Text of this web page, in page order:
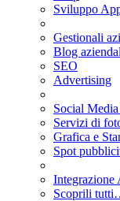
Sviluppo
Gestionali
Blog
SEO
Advertising
Social
Servizi di
Grafica e
Spot
Integrazione
Scoprili